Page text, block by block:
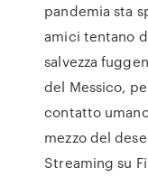
pandemia sta
amici tentano
salvezza
del Messico,
contatto
mezzo del
Streaming su